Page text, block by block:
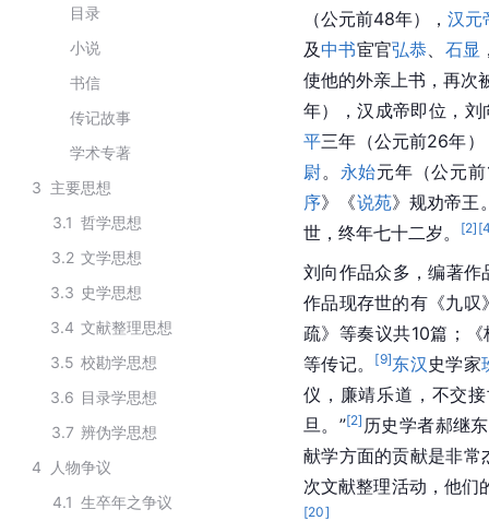
目录
小说
书信
传记故事
学术专著
3 主要思想
3.1 哲学思想
3.2 文学思想
3.3 史学思想
3.4 文献整理思想
3.5 校勘学思想
3.6 目录学思想
3.7 辨伪学思想
4
人物争议
4.1 生卒年之争议
（公元前48年），汉元
及中书宦官弘恭 石显
使他的外亲上书，再次
年），汉成帝即位，刘
平三年（公元前26年
尉。 永始元年（公元
序》《说苑》规劝帝王
世，终年七十二岁。
[2] [
刘向作品众多，编著作
作品现存世的有《九叹
疏》等奏议共10篇；
等传记。
[9]东汉 史学家
仪，廉靖乐道，不交
旦。”[2] 历史学者郝继
献学方面的贡献是非常
次文献整理活动，他们
[20]